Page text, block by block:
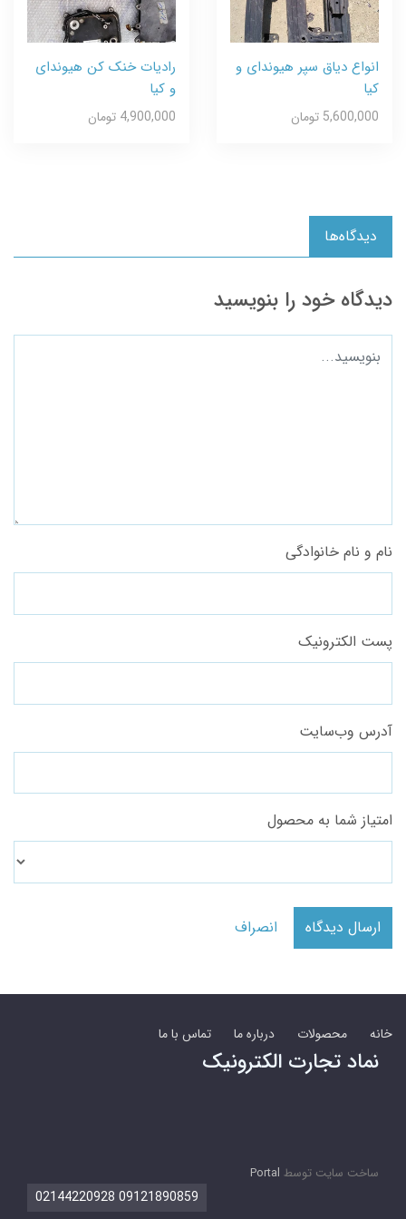
انواع دیاق سپر هیوندای و
کیا
5,600,000 تومان
رادیات خنک کن هیوندای
و کیا
4,900,000 تومان
دیدگاه‌ها
دیدگاه خود را بنویسید
نام و نام خانوادگی
پست الکترونیک
آدرس وب‌سایت
امتیاز شما به محصول
ارسال دیدگاه انصراف
خانه محصولات درباره ما تماس با ما
نماد تجارت الکترونیک
ساخت سایت توسط Portal
09121890859 02144220928